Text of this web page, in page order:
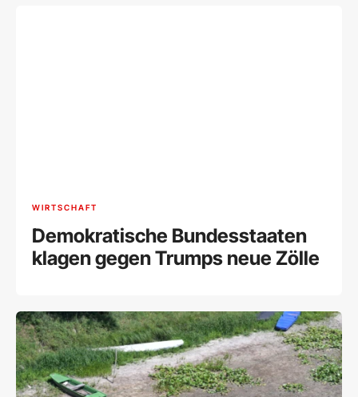
WIRTSCHAFT
Demokratische Bundesstaaten
klagen gegen Trumps neue Zölle